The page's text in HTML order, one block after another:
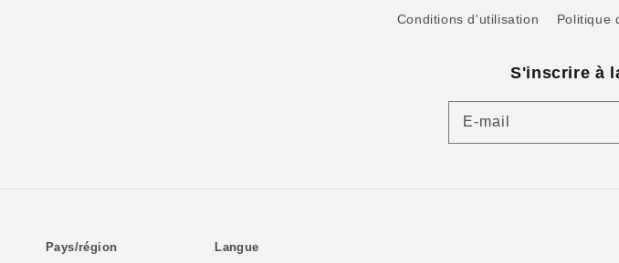
Conditions d'utilisation Politique
S'inscrire à
E-mail
Pays/région Langue